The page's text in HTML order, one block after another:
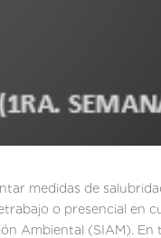
medidas de
o presencial en
Ambiental (SIAM). En